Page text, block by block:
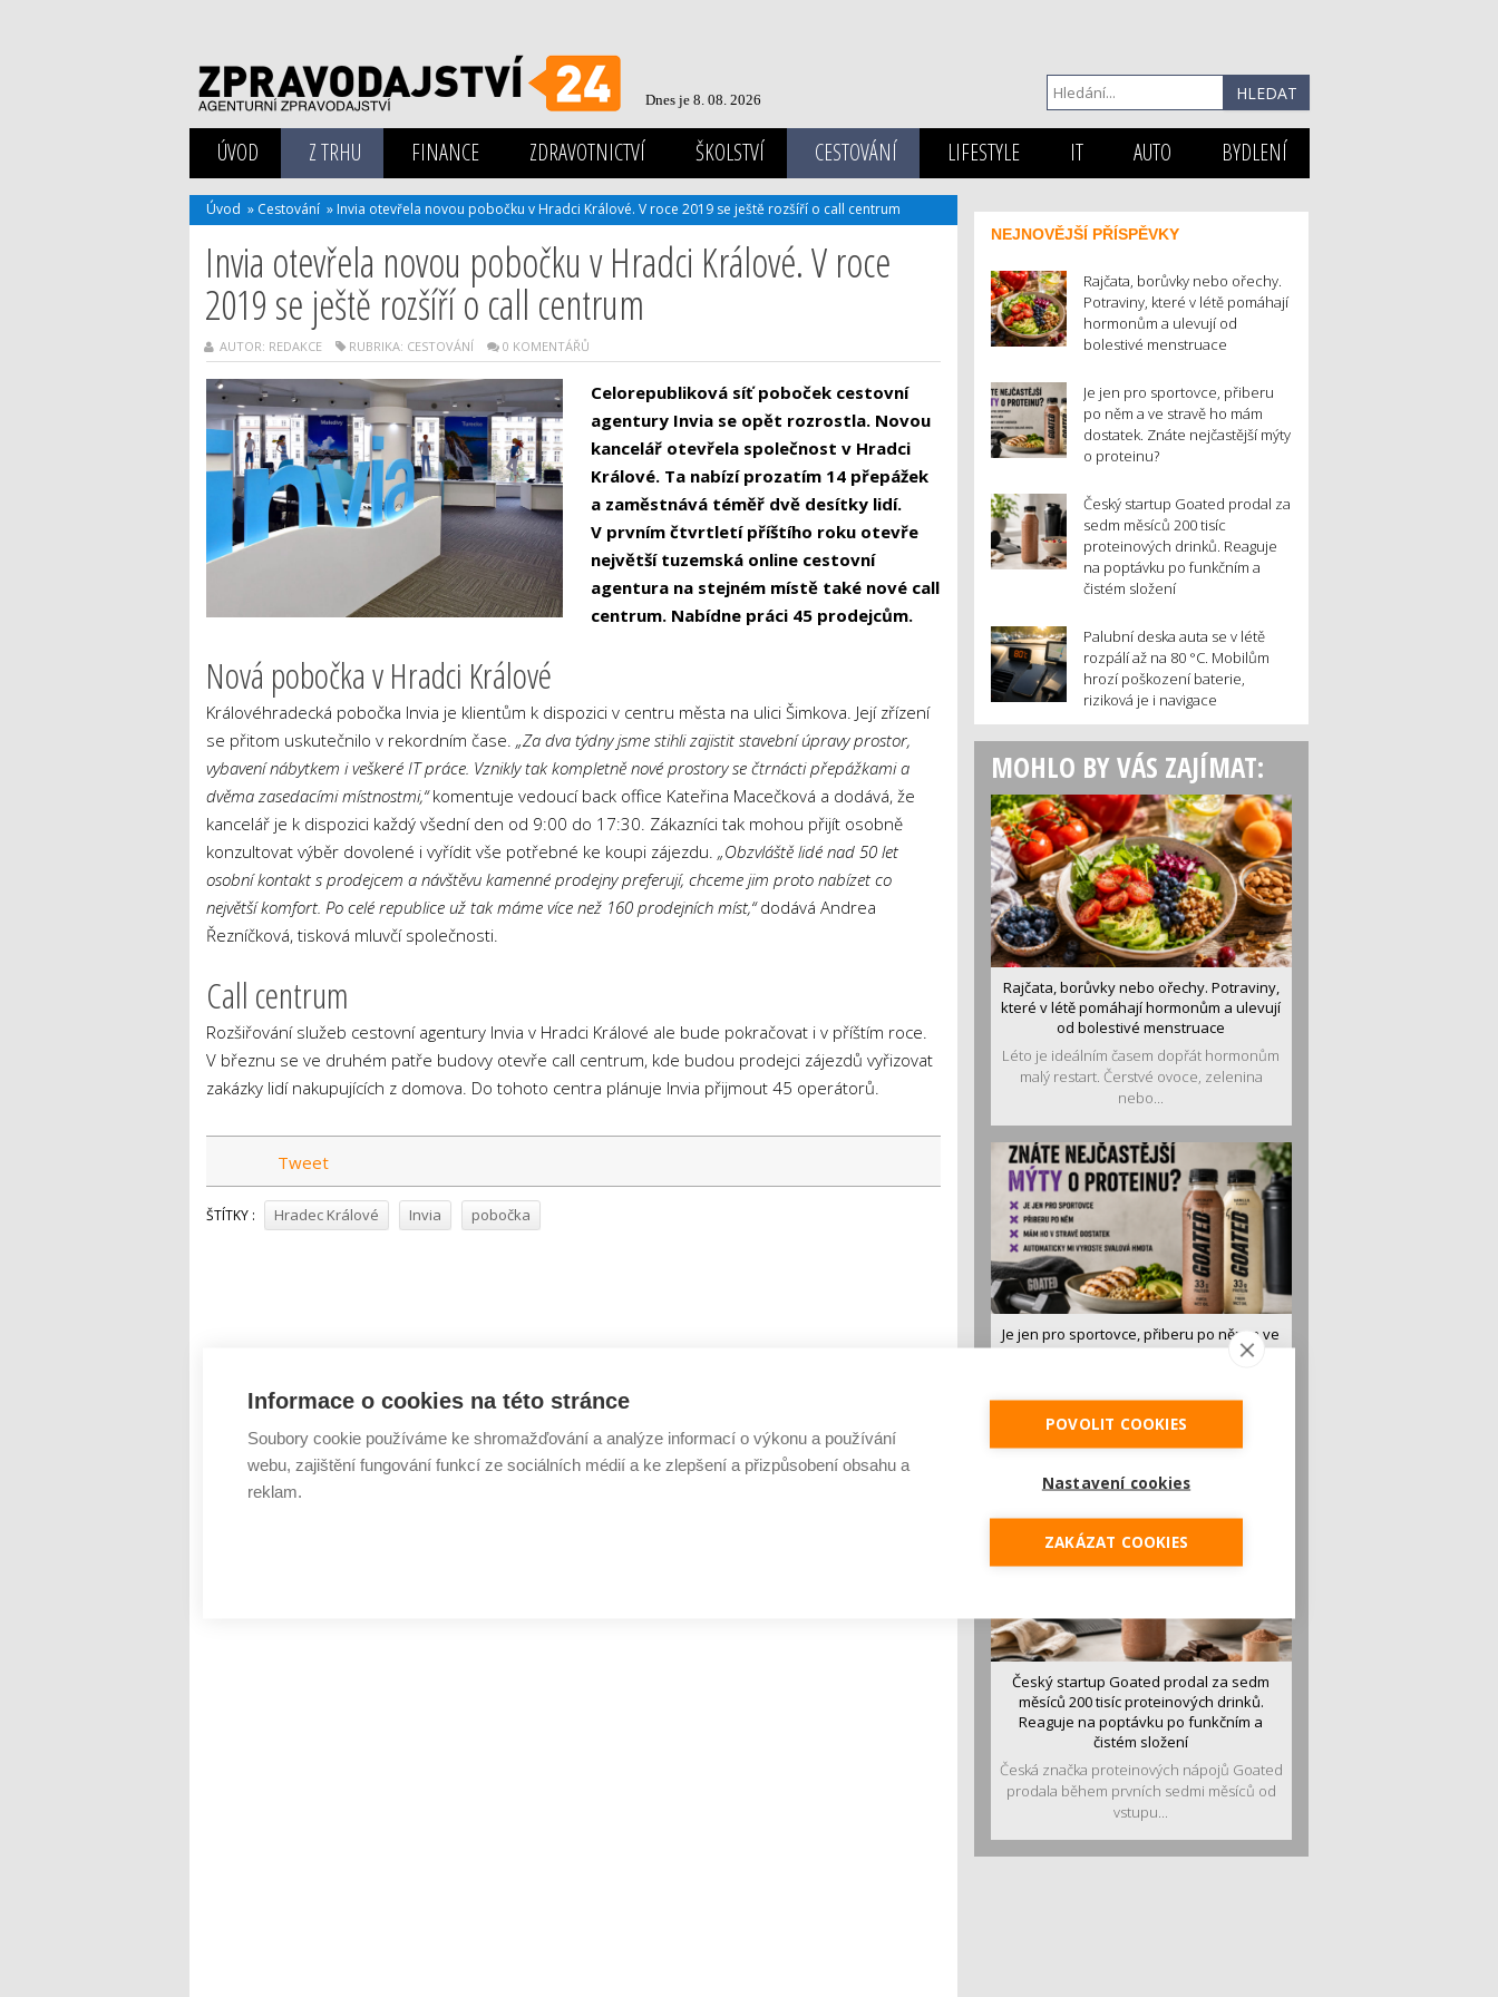
Dnes je 8. 08. 2026
ÚVOD Z TRHU FINANCE ZDRAVOTNICTVÍ ŠKOLSTVÍ CESTOVÁNÍ LIFESTYLE IT AUTO BYDLENÍ
Úvod » Cestování » Invia otevřela novou pobočku v Hradci Králové. V roce 2019 se ještě rozšíří o call centrum
Invia otevřela novou pobočku v Hradci Králové. V roce
2019 se ještě rozšíří o call centrum
AUTOR: REDAKCE RUBRIKA: CESTOVÁNÍ 0 KOMENTÁŘŮ
Celorepubliková síť poboček cestovní
agentury Invia se opět rozrostla. Novou
kancelář otevřela společnost v Hradci
Králové. Ta nabízí prozatím 14 přepážek
a zaměstnává téměř dvě desítky lidí.
V prvním čtvrtletí příštího roku otevře
největší tuzemská online cestovní
agentura na stejném místě také nové call
centrum. Nabídne práci 45 prodejcům.
Nová pobočka v Hradci Králové
Královéhradecká pobočka Invia je klientům k dispozici v centru města na ulici Šimkova. Její zřízení
se přitom uskutečnilo v rekordním čase. „Za dva týdny jsme stihli zajistit stavební úpravy prostor,
vybavení nábytkem i veškeré IT práce. Vznikly tak kompletně nové prostory se čtrnácti přepážkami a
dvěma zasedacími místnostmi,“komentuje vedoucí back office Kateřina Macečková a dodává, že
kancelář je k dispozici každý všední den od 9:00 do 17:30. Zákazníci tak mohou přijít osobně
konzultovat výběr dovolené i vyřídit vše potřebné ke koupi zájezdu. „Obzvláště lidé nad 50 let
osobní kontakt s prodejcem a návštěvu kamenné prodejny preferují, chceme jim proto nabízet co
největší komfort. Po celé republice už tak máme více než 160 prodejních míst,“dodává Andrea
Řezníčková, tisková mluvčí společnosti.
Call centrum
Rozšiřování služeb cestovní agentury Invia v Hradci Králové ale bude pokračovat i v příštím roce.
V březnu se ve druhém patře budovy otevře call centrum, kde budou prodejci zájezdů vyřizovat
zakázky lidí nakupujících z domova. Do tohoto centra plánuje Invia přijmout 45 operátorů.
Tweet
ŠTÍTKY : Hradec Králové Invia pobočka
NEJNOVĚJŠÍ PŘÍSPĚVKY
Rajčata, borůvky nebo ořechy.
Potraviny, které v létě pomáhají
hormonům a ulevují od
bolestivé menstruace
Je jen pro sportovce, přiberu
po něm a ve stravě ho mám
dostatek. Znáte nejčastější mýty
o proteinu?
Český startup Goated prodal za
sedm měsíců 200 tisíc
proteinových drinků. Reaguje
na poptávku po funkčním a
čistém složení
Palubní deska auta se v létě
rozpálí až na 80 °C. Mobilům
hrozí poškození baterie,
riziková je i navigace
MOHLO BY VÁS ZAJÍMAT:
Rajčata, borůvky nebo ořechy. Potraviny,
které v létě pomáhají hormonům a ulevují
od bolestivé menstruace
Léto je ideálním časem dopřát hormonům
malý restart. Čerstvé ovoce, zelenina
nebo...
Je jen pro sportovce, přiberu po něm a ve
stravě ho mám dostatek. Znáte
Pojem protein již nějakou dobu rezonuje
v oblasti zdraví, výživy i dlouhověkosti.
Přesto...
Český startup Goated prodal za sedm
měsíců 200 tisíc proteinových drinků.
Reaguje na poptávku po funkčním a
čistém složení
Česká značka proteinových nápojů Goated
prodala během prvních sedmi měsíců od
vstupu...
Informace o cookies na této stránce
Soubory cookie používáme ke shromažďování a analýze informací o výkonu a používání
webu, zajištění fungování funkcí ze sociálních médií a ke zlepšení a přizpůsobení obsahu a
reklam.
POVOLIT COOKIES
Nastavení cookies
ZAKÁZAT COOKIES